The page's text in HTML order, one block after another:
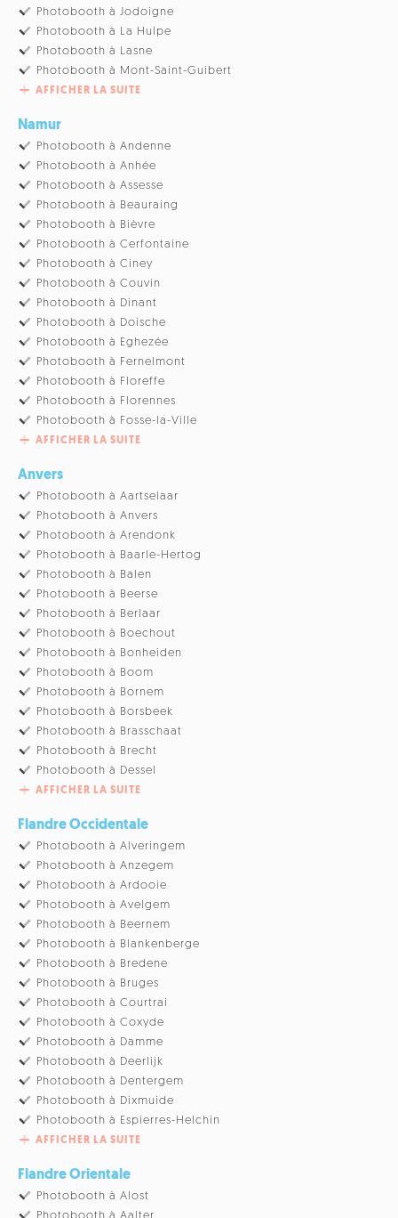
Photobooth à Jodoigne
Photobooth à La Hulpe
Photobooth à Lasne
Photobooth à Mont-Saint-Guibert
AFFICHER LA SUITE
Namur
Photobooth à Andenne
Photobooth à Anhée
Photobooth à Assesse
Photobooth à Beauraing
Photobooth à Bièvre
Photobooth à Cerfontaine
Photobooth à Ciney
Photobooth à Couvin
Photobooth à Dinant
Photobooth à Doische
Photobooth à Eghezée
Photobooth à Fernelmont
Photobooth à Floreffe
Photobooth à Florennes
Photobooth à Fosse-la-Ville
AFFICHER LA SUITE
Anvers
Photobooth à Aartselaar
Photobooth à Anvers
Photobooth à Arendonk
Photobooth à Baarle-Hertog
Photobooth à Balen
Photobooth à Beerse
Photobooth à Berlaar
Photobooth à Boechout
Photobooth à Bonheiden
Photobooth à Boom
Photobooth à Bornem
Photobooth à Borsbeek
Photobooth à Brasschaat
Photobooth à Brecht
Photobooth à Dessel
AFFICHER LA SUITE
Flandre Occidentale
Photobooth à Alveringem
Photobooth à Anzegem
Photobooth à Ardooie
Photobooth à Avelgem
Photobooth à Beernem
Photobooth à Blankenberge
Photobooth à Bredene
Photobooth à Bruges
Photobooth à Courtrai
Photobooth à Coxyde
Photobooth à Damme
Photobooth à Deerlijk
Photobooth à Dentergem
Photobooth à Dixmuide
Photobooth à Espierres-Helchin
AFFICHER LA SUITE
Flandre Orientale
Photobooth à Alost